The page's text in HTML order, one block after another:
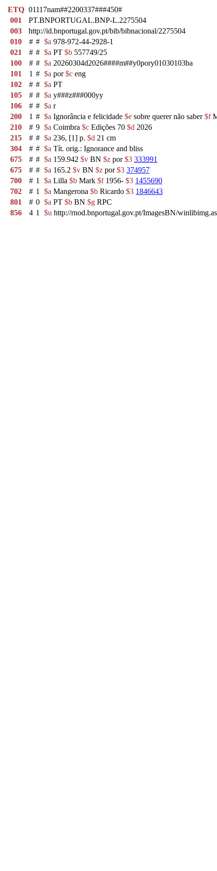
ETQ 01117nam##2200337###450#
001
PT.BNPORTUGAL.BNP-L.2275504
003
http://id.bnportugal.gov.pt/bib/bibnacional/2275504
010
# # $a 978-972-44-2928-1
021
# # $a PT $b 557749/25
100
# # $a 20260304d2026####m##y0pory01030103ba
101
1 # $a por$c eng
102
# # $a PT
105
# # $a y###z###000yy
106
# # $a r
200
1 # $a Ignorância e felicidade $e sobre querer não saber$f
210
# 9 $a Coimbra $c Edições 70 $d 2026
215
# # $a 236, [1] p. $d 21 cm
304
# # $a Tít. orig.: Ignorance and bliss
675
# # $a 159.942 $v BN $z por$3 333991
675
# # $a 165.2 $v BN $z por$3 374957
700
# 1 $a Lilla $b Mark $f1956- $3 1455690
702
# 1 $a Mangerona $b Ricardo $3 1846643
801
# 0 $a PT $b BN $g RPC
856
4 1 $u http://rnod.bnportugal.gov.pt/ImagesBN/